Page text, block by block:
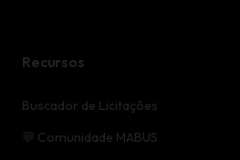
Recursos
Buscador de Licitações
💬 Comunidade MABUS